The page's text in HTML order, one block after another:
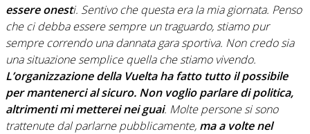
essere onesti. Sentivo che questa era la mia giornata. Penso
che ci debba essere sempre un traguardo, stiamo pur
sempre correndo una dannata gara sportiva. Non credo sia
una situazione semplice quella che stiamo vivendo.
L’organizzazione della Vuelta ha fatto tutto il possibile
per mantenerci al sicuro. Non voglio parlare di politica,
altrimenti mi metterei nei guai. Molte persone si sono
trattenute dal parlarne pubblicamente, ma a volte nel